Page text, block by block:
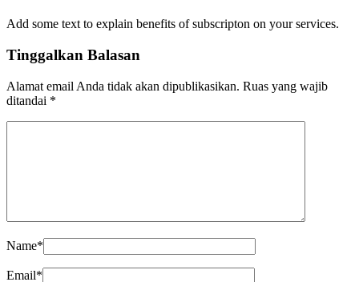
Add some text to explain benefits of subscripton on your services.
Tinggalkan Balasan
Alamat email Anda tidak akan dipublikasikan. Ruas yang wajib
ditandai *
Name*
Email*